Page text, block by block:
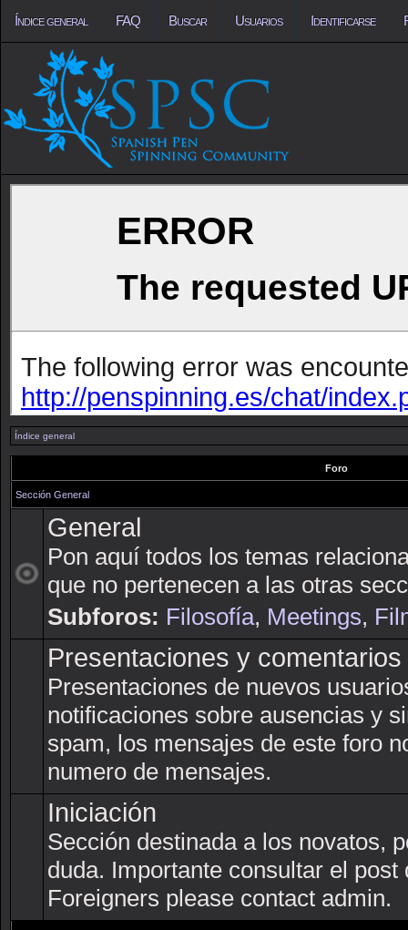
Índice general FAQ Buscar Usuarios Identificarse
Índice general
Foro
Sección General
General
Pon aquí todos los temas
que no pertenecen a las otras
Subforos: Filosofía, Meetings,
Presentaciones y comentarios
Presentaciones de nuevos
notificaciones sobre ausencias y
spam, los mensajes de este foro
numero de mensajes.
Iniciación
Sección destinada a los novatos,
duda. Importante consultar el post
Foreigners please contact admin.